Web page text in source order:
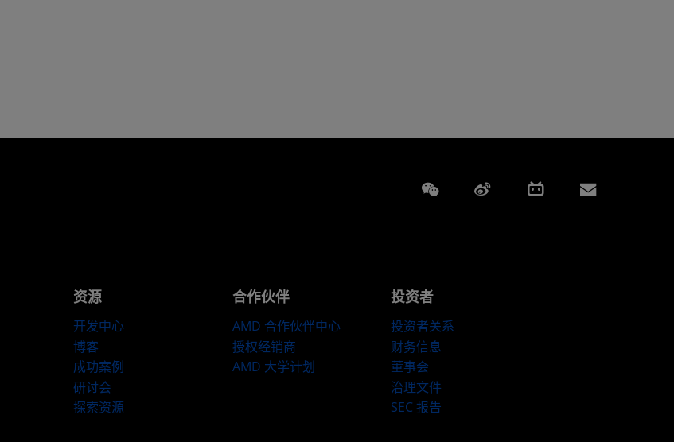
Weixin Weibo Bilibili
资源
开发中心
博客
成功案例
研讨会
探索资源
合作伙伴
AMD 合作伙伴中心
授权经销商
AMD 大学计划
投资者
投资者关系
财务信息
董事会
治理文件
SEC 报告